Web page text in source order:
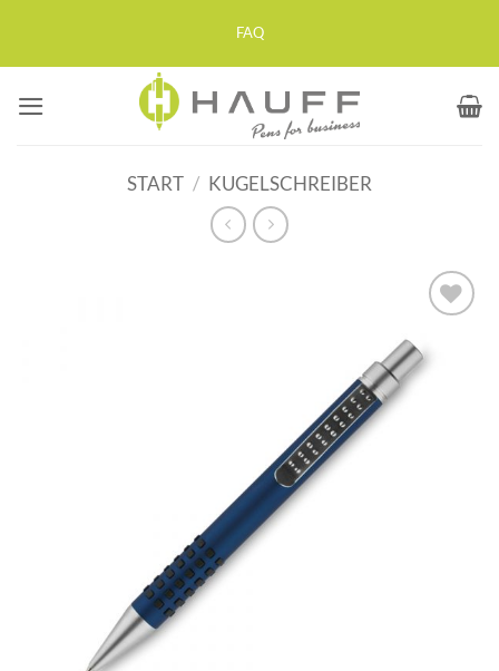
springen
FAQ
START / KUGELSCHREIBER
Auf die
Merkliste